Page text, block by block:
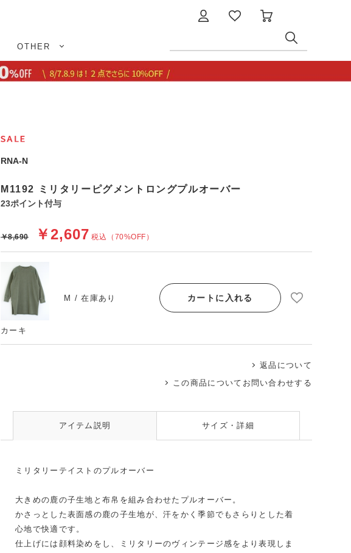
OTHER
RNA-N
M1192 ミリタリーピグメントロングプルオーバー
23ポイント付与
（70%OFF）
￥2,607 税込
￥8,690
カーキ
M / 在庫あり カートに入れる
返品について
この商品についてお問い合わせする
アイテム説明 サイズ・詳細
ミリタリーテイストのプルオーバー
大きめの鹿の子生地と布帛を組み合わせたプルオーバー。
かさっとした表面感の鹿の子生地が、汗をかく季節でもさらりとした着
心地で快適です。
仕上げには顔料染めをし、ミリタリーのヴィンテージ感をより表現しま